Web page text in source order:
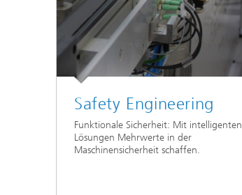
Safety Engineering
Funktionale Sicherheit: Mit intelligenten
Lösungen Mehrwerte in der
Maschinensicherheit schaffen.